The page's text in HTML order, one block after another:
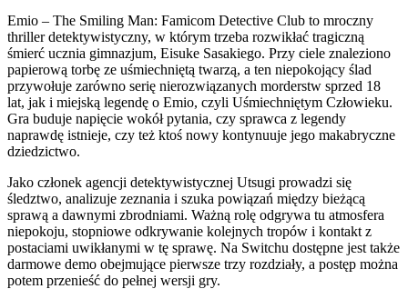
Emio – The Smiling Man: Famicom Detective Club to mroczny
thriller detektywistyczny, w którym trzeba rozwikłać tragiczną
śmierć ucznia gimnazjum, Eisuke Sasakiego. Przy ciele znaleziono
papierową torbę ze uśmiechniętą twarzą, a ten niepokojący ślad
przywołuje zarówno serię nierozwiązanych morderstw sprzed 18
lat, jak i miejską legendę o Emio, czyli Uśmiechniętym Człowieku.
Gra buduje napięcie wokół pytania, czy sprawca z legendy
naprawdę istnieje, czy też ktoś nowy kontynuuje jego makabryczne
dziedzictwo.
Jako członek agencji detektywistycznej Utsugi prowadzi się
śledztwo, analizuje zeznania i szuka powiązań między bieżącą
sprawą a dawnymi zbrodniami. Ważną rolę odgrywa tu atmosfera
niepokoju, stopniowe odkrywanie kolejnych tropów i kontakt z
postaciami uwikłanymi w tę sprawę. Na Switchu dostępne jest także
darmowe demo obejmujące pierwsze trzy rozdziały, a postęp można
potem przenieść do pełnej wersji gry.